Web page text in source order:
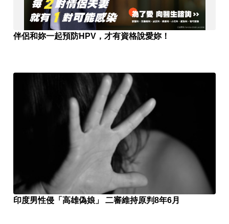
伴侶和妳一起預防HPV，才有資格說愛妳！
印度男性侵「高雄偽娘」 二審維持原判8年6月